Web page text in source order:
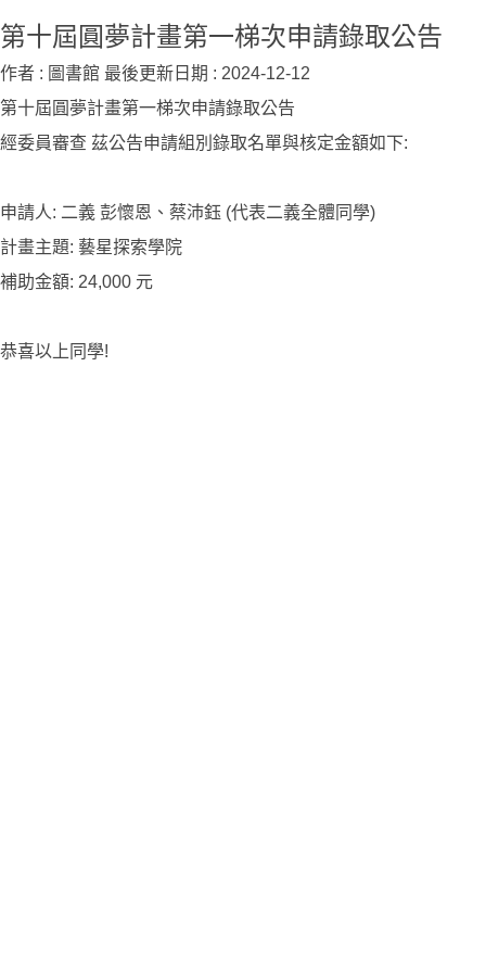
第十屆圓夢計畫第一梯次申請錄取公告
作者 : 圖書館 最後更新日期 : 2024-12-12
第十屆圓夢計畫第一梯次申請錄取公告
經委員審查 茲公告申請組別錄取名單與核定金額如下:
申請人: 二義 彭懷恩、蔡沛鈺 (代表二義全體同學)
計畫主題: 藝星探索學院
補助金額: 24,000 元
恭喜以上同學!